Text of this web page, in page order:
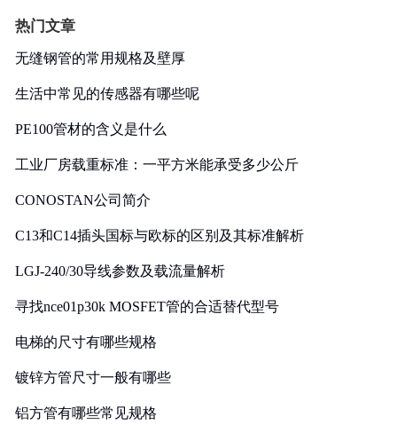
热门文章
无缝钢管的常用规格及壁厚
生活中常见的传感器有哪些呢
PE100管材的含义是什么
工业厂房载重标准：一平方米能承受多少公斤
CONOSTAN公司简介
C13和C14插头国标与欧标的区别及其标准解析
LGJ-240/30导线参数及载流量解析
寻找nce01p30k MOSFET管的合适替代型号
电梯的尺寸有哪些规格
镀锌方管尺寸一般有哪些
铝方管有哪些常见规格